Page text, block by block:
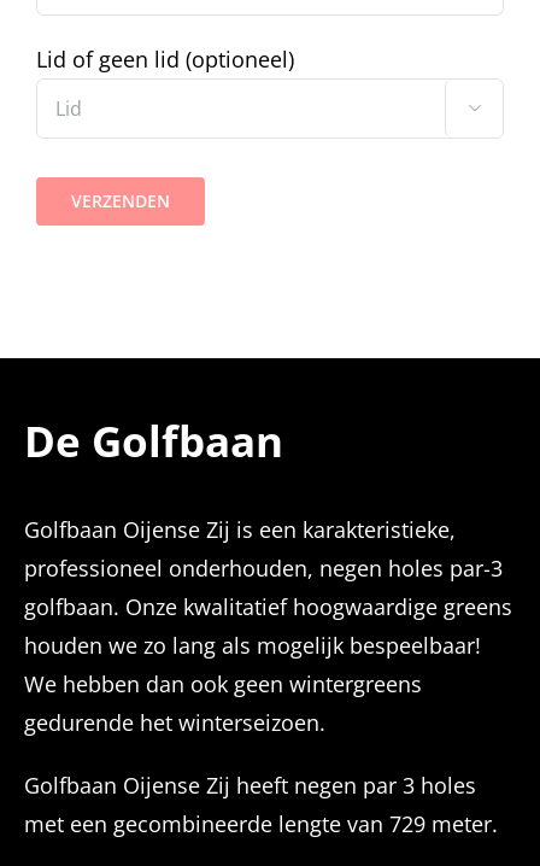
Lid of geen lid (optioneel)

De Golfbaan
Golfbaan Oijense Zij is een karakteristieke,
professioneel onderhouden, negen holes par-3
golfbaan. Onze kwalitatief hoogwaardige greens
houden we zo lang als mogelijk bespeelbaar!
We hebben dan ook geen wintergreens
gedurende het winterseizoen.
Golfbaan Oijense Zij heeft negen par 3 holes
met een gecombineerde lengte van 729 meter.